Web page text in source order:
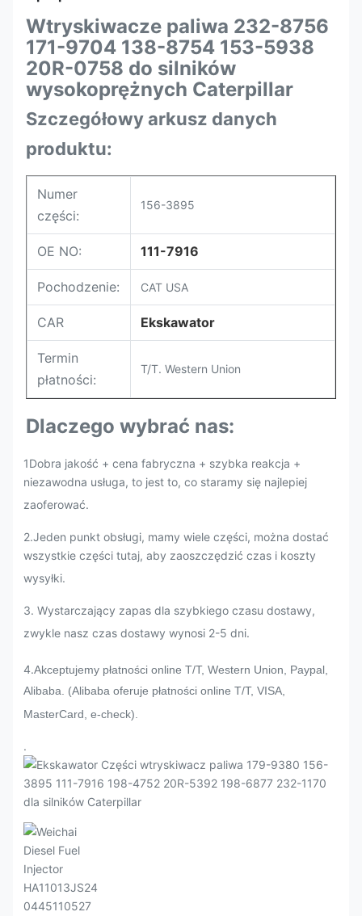
Wtryskiwacze paliwa 232-8756
171-9704 138-8754 153-5938
20R-0758 do silników
wysokoprężnych Caterpillar
Szczegółowy arkusz danych
produktu:
Numer
części:
156-3895
OE NO: 111-7916
Pochodzenie: CAT USA
CAR Ekskawator
Termin
płatności:
T/T. Western Union
Dlaczego wybrać nas:
1Dobra jakość + cena fabryczna + szybka reakcja +
niezawodna usługa, to jest to, co staramy się najlepiej
zaoferować.
2.Jeden punkt obsługi, mamy wiele części, można dostać
wszystkie części tutaj, aby zaoszczędzić czas i koszty
wysyłki.
3. Wystarczający zapas dla szybkiego czasu dostawy,
zwykle nasz czas dostawy wynosi 2-5 dni.
4.Akceptujemy płatności online T/T, Western Union, Paypal,
Alibaba. (Alibaba oferuje płatności online T/T, VISA,
MasterCard, e-check).
.